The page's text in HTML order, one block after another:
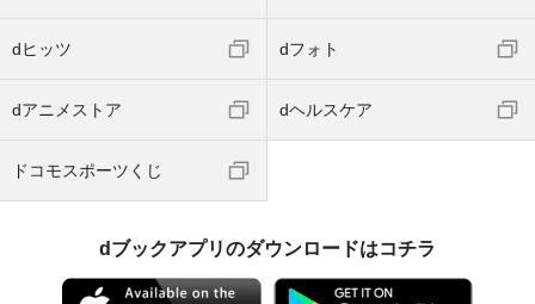
dヒッツ dフォト
dアニメストア dヘルスケア
ドコモスポーツくじ
dブックアプリのダウンロードはコチラ